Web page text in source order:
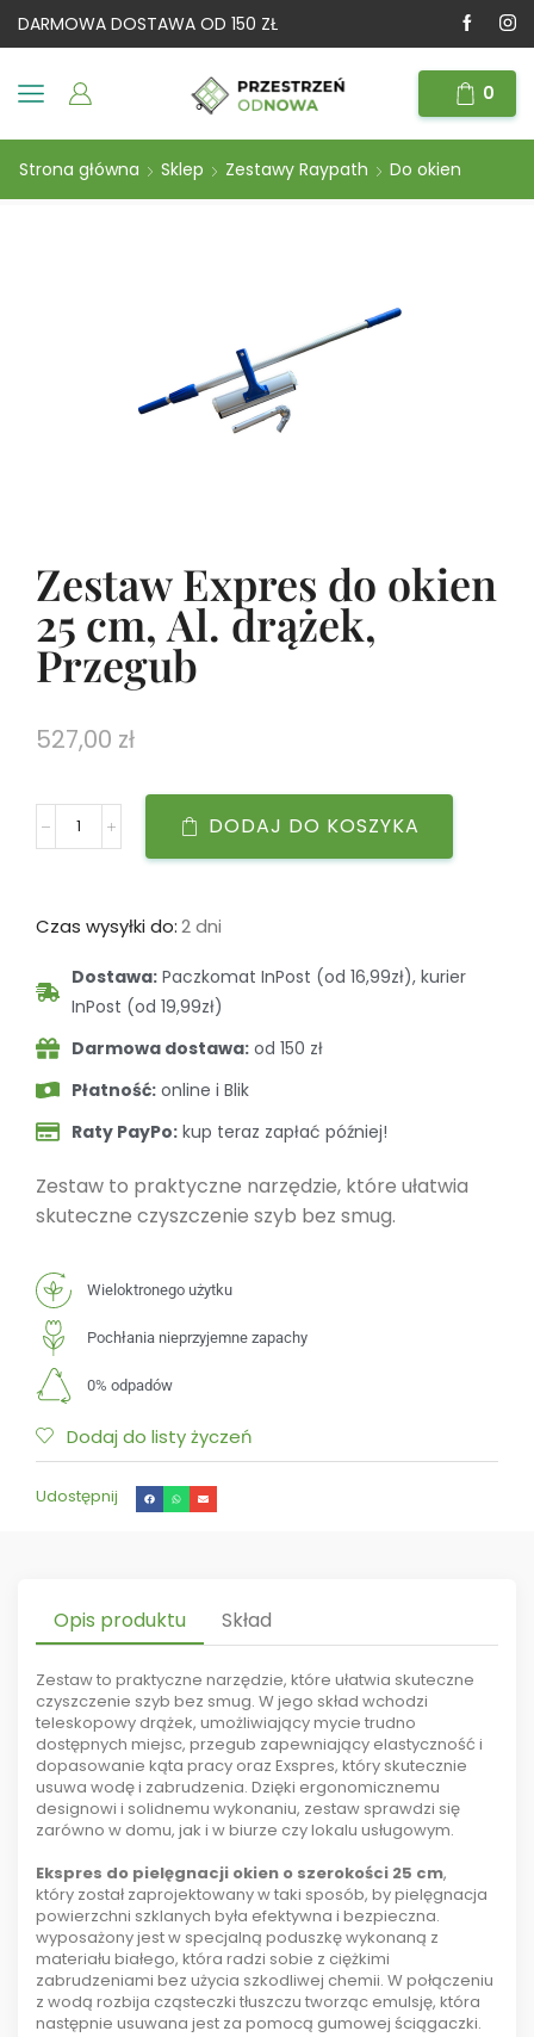
DARMOWA DOSTAWA OD 150 ZŁ
0
Strona główna Sklep Zestawy Raypath Do okien
Zestaw Expres do okien
25 cm, Al. drążek,
Przegub
527,00 zł
DODAJ DO KOSZYKA
Czas wysyłki do:2 dni
Dostawa: Paczkomat InPost (od 16,99zł), kurier
InPost (od 19,99zł)
Darmowa dostawa: od 150 zł
Płatność: online i Blik
Raty PayPo: kup teraz zapłać później!
Zestaw to praktyczne narzędzie, które ułatwia
skuteczne czyszczenie szyb bez smug.
Wieloktronego użytku
Pochłania nieprzyjemne zapachy
0% odpadów
Dodaj do listy życzeń
Udostępnij
Opis produktu Skład
Zestaw to praktyczne narzędzie, które ułatwia skuteczne
czyszczenie szyb bez smug. W jego skład wchodzi
teleskopowy drążek, umożliwiający mycie trudno
dostępnych miejsc, przegub zapewniający elastyczność i
dopasowanie kąta pracy oraz Exspres, który skutecznie
usuwa wodę i zabrudzenia. Dzięki ergonomicznemu
designowi i solidnemu wykonaniu, zestaw sprawdzi się
zarówno w domu, jak i w biurze czy lokalu usługowym.
Ekspres do pielęgnacji okien o szerokości 25 cm,
który został zaprojektowany w taki sposób, by pielęgnacja
powierzchni szklanych była efektywna i bezpieczna.
wyposażony jest w specjalną poduszkę wykonaną z
materiału białego, która radzi sobie z ciężkimi
zabrudzeniami bez użycia szkodliwej chemii. W połączeniu
z wodą rozbija cząsteczki tłuszczu tworząc emulsję, która
następnie usuwana jest za pomocą gumowej ściągaczki.